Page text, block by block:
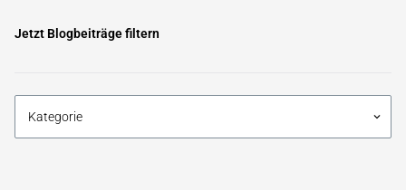
Jetzt Blogbeiträge filtern
Kategorie keyboard_arrow_down